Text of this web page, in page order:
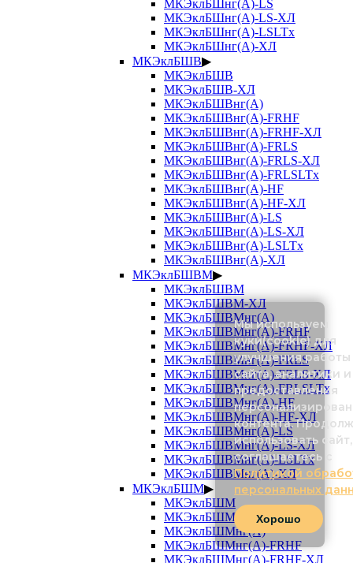
МКЭклБШнг(А)-LS
МКЭклБШнг(А)-LS-ХЛ
МКЭклБШнг(А)-LSLTx
МКЭклБШнг(А)-ХЛ
МКЭклБШВ▶
МКЭклБШВ
МКЭклБШВ-ХЛ
МКЭклБШВнг(А)
МКЭклБШВнг(А)-FRHF
МКЭклБШВнг(А)-FRHF-ХЛ
МКЭклБШВнг(А)-FRLS
МКЭклБШВнг(А)-FRLS-ХЛ
МКЭклБШВнг(А)-FRLSLTx
МКЭклБШВнг(А)-HF
МКЭклБШВнг(А)-HF-ХЛ
МКЭклБШВнг(А)-LS
МКЭклБШВнг(А)-LS-ХЛ
МКЭклБШВнг(А)-LSLTx
МКЭклБШВнг(А)-ХЛ
МКЭклБШВМ▶
МКЭклБШВМ
МКЭклБШВМ-ХЛ
МКЭклБШВМнг(А)
МКЭклБШВМнг(А)-FRHF
МКЭклБШВМнг(А)-FRHF-ХЛ
МКЭклБШВМнг(А)-FRLS
МКЭклБШВМнг(А)-FRLS-ХЛ
МКЭклБШВМнг(А)-FRLSLTx
МКЭклБШВМнг(А)-HF
МКЭклБШВМнг(А)-HF-ХЛ
МКЭклБШВМнг(А)-LS
МКЭклБШВМнг(А)-LS-ХЛ
МКЭклБШВМнг(А)-LSLTx
МКЭклБШВМнг(А)-ХЛ
МКЭклБШМ▶
МКЭклБШМ
МКЭклБШМ-ХЛ
МКЭклБШМнг(А)
МКЭклБШМнг(А)-FRHF
МКЭклБШМнг(А)-FRHF-ХЛ
Мы используем
куки(cookie) для
улучшения работы
сайта, аналитики и
предоставления
контента.
использовать
соглашаетесь с
Политикой
персональных
Хорошо